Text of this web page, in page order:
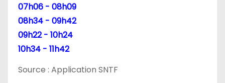
07h06 - 08h09
08h34 - 09h42
09h22 - 10h24
10h34 - 11h42
Source : Application SNTF